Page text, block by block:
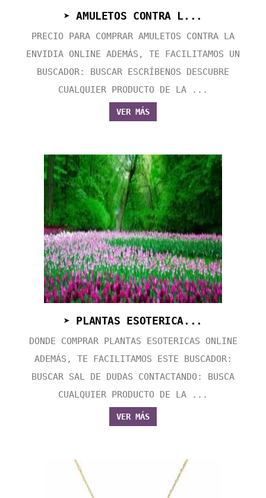
➤ AMULETOS CONTRA L...
PRECIO PARA COMPRAR AMULETOS CONTRA LA
ENVIDIA ONLINE ADEMÁS, TE FACILITAMOS UN
BUSCADOR: BUSCAR ESCRÍBENOS DESCUBRE
CUALQUIER PRODUCTO DE LA ...
VER MÁS
➤ PLANTAS ESOTERICA...
DONDE COMPRAR PLANTAS ESOTERICAS ONLINE
ADEMÁS, TE FACILITAMOS ESTE BUSCADOR:
BUSCAR SAL DE DUDAS CONTACTANDO: BUSCA
CUALQUIER PRODUCTO DE LA ...
VER MÁS